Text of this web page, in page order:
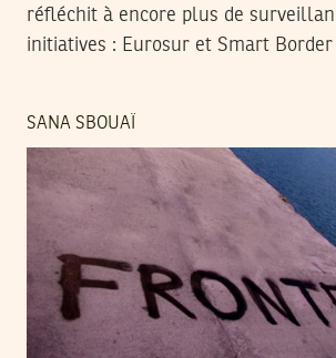
réfléchit à encore plus de
initiatives : Eurosur et Smart Border
SANA SBOUAÏ